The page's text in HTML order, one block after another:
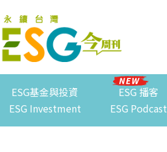
ESG基金與投資
ESG Investment
ESG 播客
ESG Podcast